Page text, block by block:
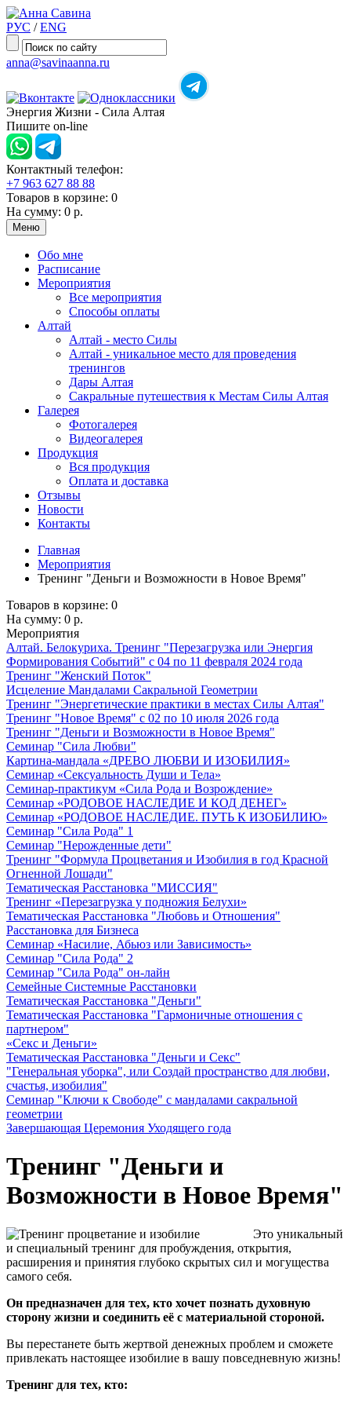
РУС /ENG
anna@savinaanna.ru
Энергия Жизни - Сила Алтая
Пишите on-line
Контактный телефон:
+7 963 627 88 88
Товаров в корзине: 0
На сумму: 0 р.
Меню
Обо мне
Расписание
Мероприятия
Все мероприятия
Способы оплаты
Алтай
Алтай - место Силы
Алтай - уникальное место для проведения
тренингов
Дары Алтая
Сакральные путешествия к Местам Силы Алтая
Галерея
Фотогалерея
Видеогалерея
Продукция
Вся продукция
Оплата и доставка
Отзывы
Новости
Контакты
Главная
Мероприятия
Тренинг "Деньги и Возможности в Новое Время"
Товаров в корзине: 0
На сумму: 0 р.
Мероприятия
Алтай. Белокуриха. Тренинг "Перезагрузка или Энергия
Формирования Событий" с 04 по 11 февраля 2024 года
Тренинг "Женский Поток"
Исцеление Мандалами Сакральной Геометрии
Тренинг "Энергетические практики в местах Силы Алтая"
Тренинг "Новое Время" с 02 по 10 июля 2026 года
Тренинг "Деньги и Возможности в Новое Время"
Семинар "Сила Любви"
Картина-мандала «ДРЕВО ЛЮБВИ И ИЗОБИЛИЯ»
Семинар «Сексуальность Души и Тела»
Семинар-практикум «Сила Рода и Возрождение»
Семинар «РОДОВОЕ НАСЛЕДИЕ И КОД ДЕНЕГ»
Семинар «РОДОВОЕ НАСЛЕДИЕ. ПУТЬ К ИЗОБИЛИЮ»
Семинар "Сила Рода" 1
Семинар "Нерожденные дети"
Тренинг "Формула Процветания и Изобилия в год Красной
Огненной Лошади"
Тематическая Расстановка "МИССИЯ"
Тренинг «Перезагрузка у подножия Белухи»
Тематическая Расстановка "Любовь и Отношения"
Расстановка для Бизнеса
Семинар «Насилие, Абьюз или Зависимость»
Семинар "Сила Рода" 2
Семинар "Сила Рода" он-лайн
Семейные Системные Расстановки
Тематическая Расстановка "Деньги"
Тематическая Расстановка "Гармоничные отношения с
партнером"
«Секс и Деньги»
Тематическая Расстановка "Деньги и Секс"
"Генеральная уборка", или Создай пространство для любви,
счастья, изобилия"
Семинар "Ключи к Свободе" с мандалами сакральной
геометрии
Завершающая Церемония Уходящего года
Тренинг "Деньги и
Возможности в Новое Время"
Это уникальный
и специальный тренинг для пробуждения, открытия,
расширения и принятия глубоко скрытых сил и могущества
самого себя.
Он предназначен для тех, кто хочет познать духовную
сторону жизни и соединить её с материальной стороной.
Вы перестанете быть жертвой денежных проблем и сможете
привлекать настоящее изобилие в вашу повседневную жизнь!
Тренинг для тех, кто: